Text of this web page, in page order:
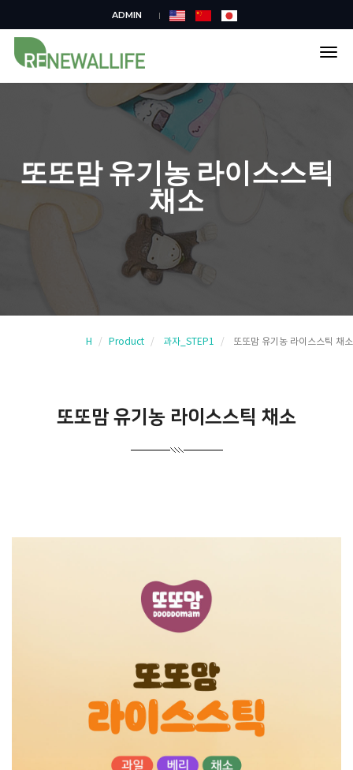
ADMIN
또또맘 유기농 라이스스틱
채소
H Product 과자_STEP1 또또맘 유기농 라이스스틱 채소
또또맘 유기농 라이스스틱 채소